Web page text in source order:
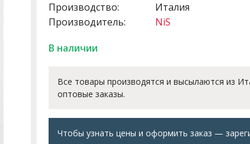
Производство:
Производитель:
Италия
NiS
В наличии
Все товары производятся и высылаются из
оптовые заказы.
Чтобы узнать цены и оформить заказ —